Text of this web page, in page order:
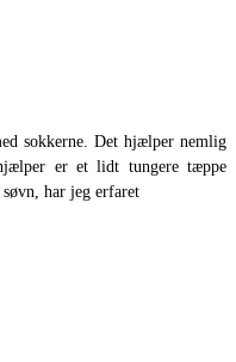
sokkerne. Det hjælper nemlig
er et lidt tungere tæppe
har jeg erfaret